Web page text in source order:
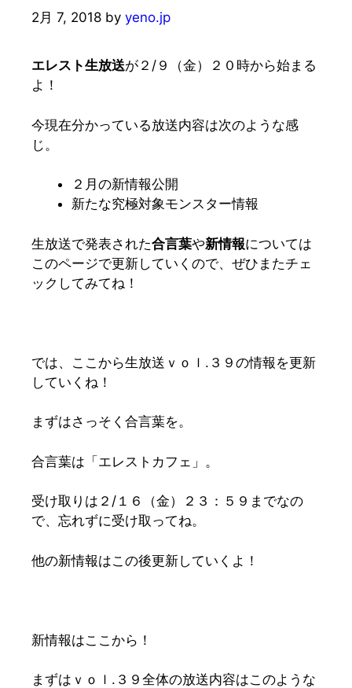
2月 7, 2018 by yeno.jp
エレスト生放送が２/９（金）２０時から始まる
よ！
今現在分かっている放送内容は次のような感
じ。
２月の新情報公開
新たな究極対象モンスター情報
生放送で発表された合言葉や新情報については
このページで更新していくので、ぜひまたチェ
ックしてみてね！
では、ここから生放送ｖｏｌ.３９の情報を更新
していくね！
まずはさっそく合言葉を。
合言葉は「エレストカフェ」。
受け取りは２/１６（金）２３：５９までなの
で、忘れずに受け取ってね。
他の新情報はこの後更新していくよ！
新情報はここから！
まずはｖｏｌ.３９全体の放送内容はこのような